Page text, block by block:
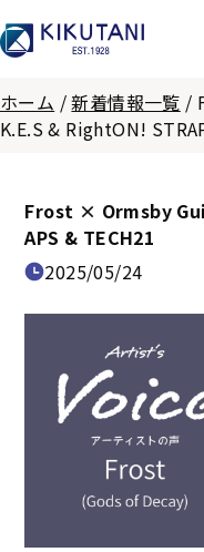
ホーム /新着情報一覧 /
K.E.S & RightON!
Frost × Ormsby
APS & TECH21
2025/05/24